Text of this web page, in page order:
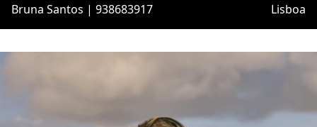
Bruna Santos | 938683917 Lisboa